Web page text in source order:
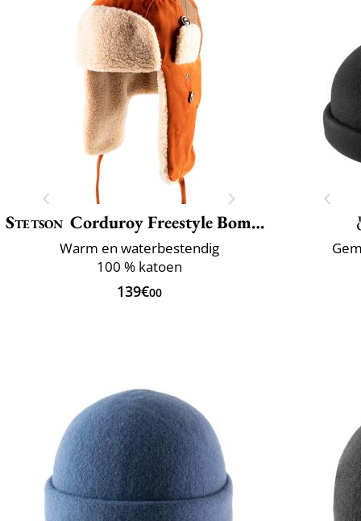
Stetson Corduroy Freestyle Bomber
Warm en waterbestendig
100 % katoen
139€00